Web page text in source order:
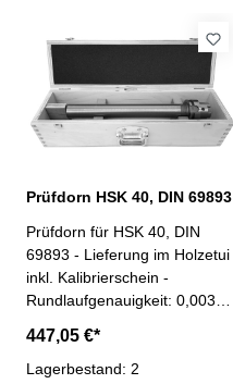
Prüfdorn HSK 40, DIN 69893
Prüfdorn für HSK 40, DIN
69893 - Lieferung im Holzetui
inkl. Kalibrierschein -
Rundlaufgenauigkeit: 0,003
447,05 €*
Lagerbestand: 2